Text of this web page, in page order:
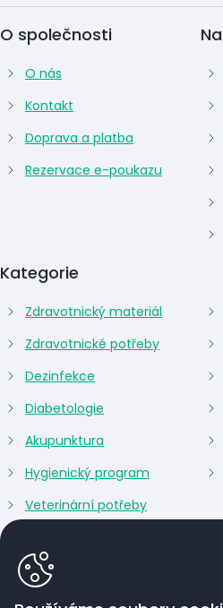
O společnosti
O nás
Kontakt
Doprava a platba
Rezervace e-poukazu
Kategorie
Zdravotnický materiál
Zdravotnické potřeby
Dezinfekce
Diabetologie
Akupunktura
Hygienický program
Veterinární potřeby